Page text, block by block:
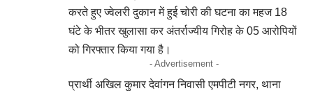
करते हुए ज्वेलरी दुकान में हुई चोरी की घटना का महज 18
घंटे के भीतर खुलासा कर अंतर्राज्यीय गिरोह के 05 आरोपियों
को गिरफ्तार किया गया है।
- Advertisement -
प्रार्थी अखिल कुमार देवांगन निवासी एमपीटी नगर, थाना